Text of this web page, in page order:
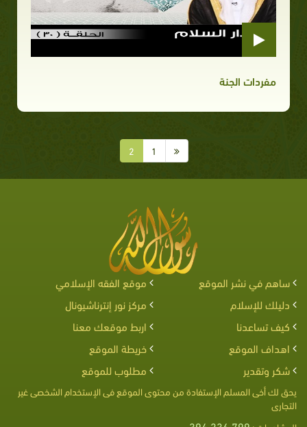
مفردات الجنة
1
2
ساهم في نشر الموقع
موقع الفقه الإسلامي
دليلك للإسلام
مركز نور إنترناشيونال
كيف تساعدنا
اربط موقعك معنا
اهداف الموقع
خريطة الموقع
شكر وتقدير
مطلوب للموقع
يحق لك أخى المسلم الإستفادة من محتوى الموقع فى الإستخدام الشخصى غير
التجارى